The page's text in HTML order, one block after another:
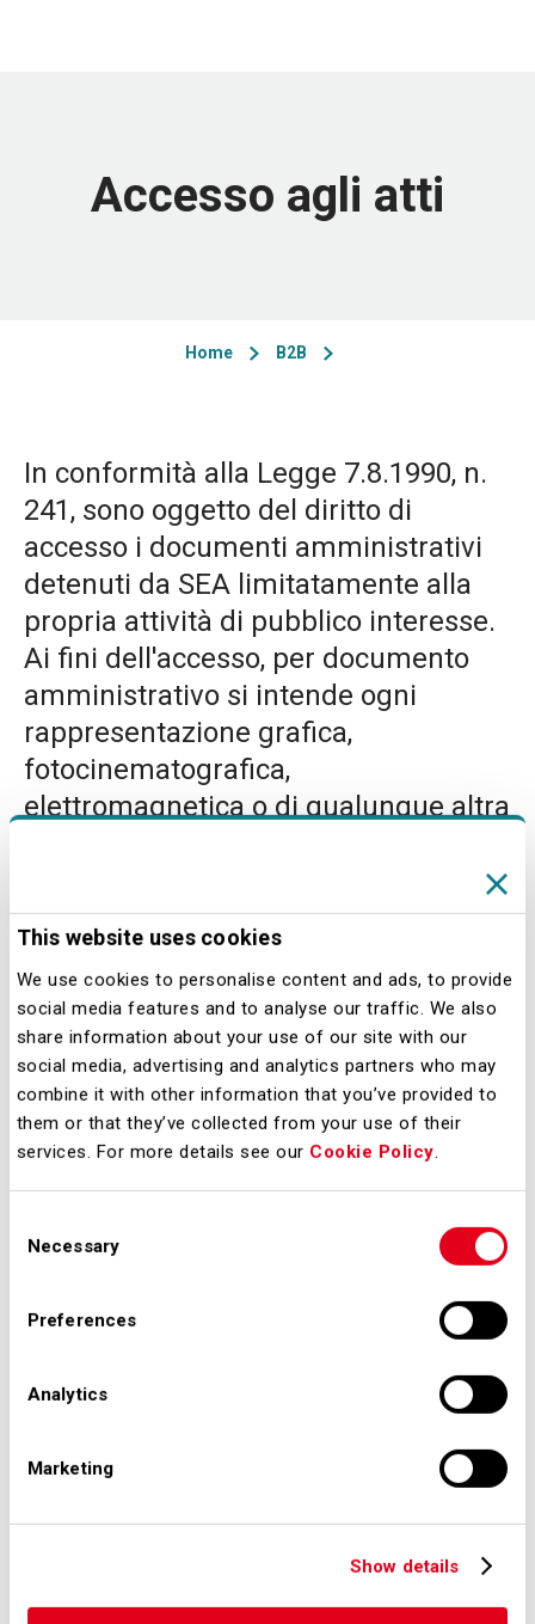
This website uses cookies
We use cookies to personalise content and ads, to provide
social media features and to analyse our traffic. We also
share information about your use of our site with our
social media, advertising and analytics partners who may
combine it with other information that you’ve provided to
them or that they’ve collected from your use of their
services. For more details see our Cookie Policy.
Selection
Necessary
Preferences
Analytics
Marketing
Show details
Accesso agli atti
Home B2B
In conformità alla Legge 7.8.1990, n.
241, sono oggetto del diritto di
accesso i documenti amministrativi
detenuti da SEA limitatamente alla
propria attività di pubblico interesse.
Ai fini dell'accesso, per documento
amministrativo si intende ogni
rappresentazione grafica,
fotocinematografica,
elettromagnetica o di qualunque altra
interni o non relativi ad uno specifico
procedimento, detenuti da SEA e
concernenti attività di pubblico
interesse.
Il diritto di accesso può essere
esercitato da chiunque abbia un
interesse diretto, concreto e attuale,
corrispondente ad una situazione
documento al quale chiede di